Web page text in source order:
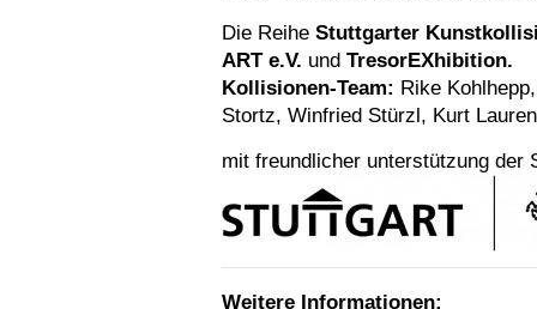
Die Reihe Stuttgarter
ART e.V. und TresorEXhibition.
Kollisionen-Team: Rike
Stortz, Winfried Stürzl, Kurt
mit freundlicher unterstützung der
Weitere Informationen: